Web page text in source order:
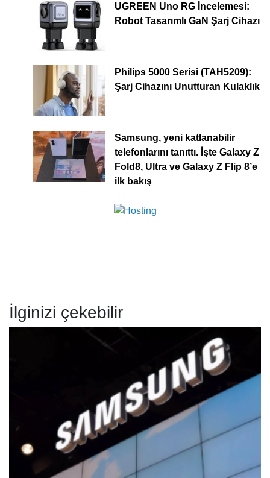
UGREEN Uno RG İncelemesi:
Robot Tasarımlı GaN Şarj Cihazı
Philips 5000 Serisi (TAH5209):
Şarj Cihazını Unutturan Kulaklık
Samsung, yeni katlanabilir
telefonlarını tanıttı. İşte Galaxy Z
Fold8, Ultra ve Galaxy Z Flip 8’e
ilk bakış
İlginizi çekebilir